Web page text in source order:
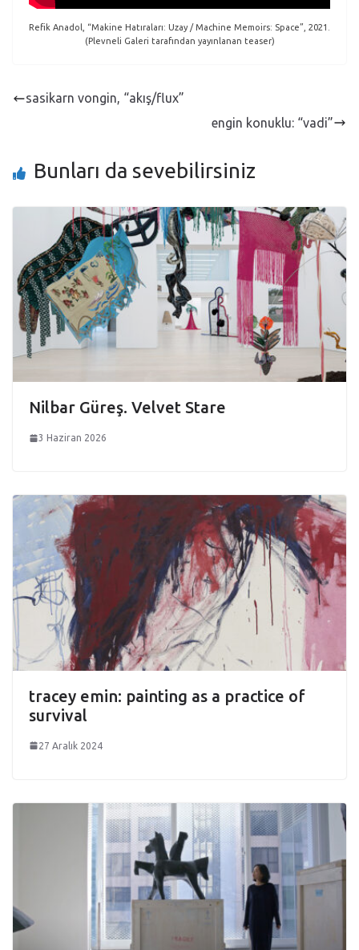
Refik Anadol, “Makine Hatıraları: Uzay / Machine Memoirs: Space”, 2021.
(Plevneli Galeri tarafından yayınlanan teaser)
sasikarn vongin, “akış/flux”
engin konuklu: “vadi”
Bunları da sevebilirsiniz
Nilbar Güreş. Velvet Stare
3 Haziran 2026
tracey emin: painting as a practice of
survival
27 Aralık 2024